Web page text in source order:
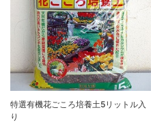
特選有機花ごころ培養土5リットル入
り